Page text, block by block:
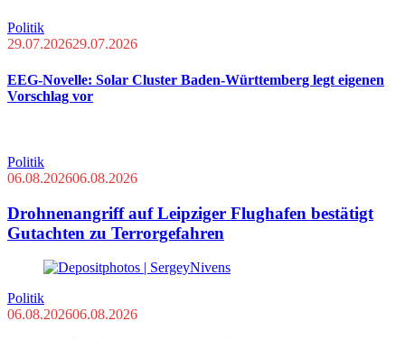
Politik
29.07.202629.07.2026
EEG-Novelle: Solar Cluster Baden-Württemberg legt eigenen
Vorschlag vor
Politik
06.08.202606.08.2026
Drohnenangriff auf Leipziger Flughafen bestätigt
Gutachten zu Terrorgefahren
Politik
06.08.202606.08.2026